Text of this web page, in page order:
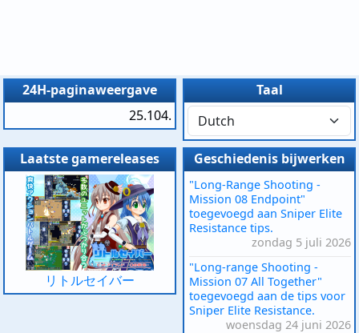
24H-paginaweergave
25.104.
Taal
Laatste gamereleases
リトルセイバー
Geschiedenis bijwerken
"Long-Range Shooting -
Mission 08 Endpoint"
toegevoegd aan Sniper Elite
Resistance tips.
zondag 5 juli 2026
"Long-range Shooting -
Mission 07 All Together"
toegevoegd aan de tips voor
Sniper Elite Resistance.
woensdag 24 juni 2026